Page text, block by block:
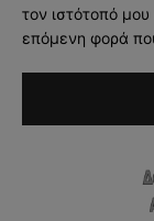
τον ιστότοπό
επόμενη φορά